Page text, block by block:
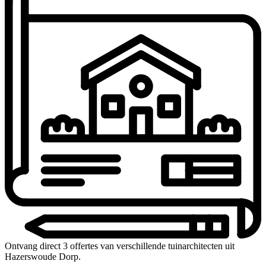
Ontvang direct 3 offertes van verschillende tuinarchitecten uit
Hazerswoude Dorp.